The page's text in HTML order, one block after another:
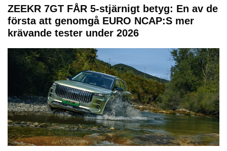
ZEEKR 7GT FÅR 5-stjärnigt betyg: En av de
första att genomgå EURO NCAP:S mer
krävande tester under 2026